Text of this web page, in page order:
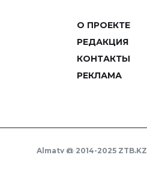
О ПРОЕКТЕ
РЕДАКЦИЯ
КОНТАКТЫ
РЕКЛАМА
Almaty @ 2014-2025 ZTB.KZ